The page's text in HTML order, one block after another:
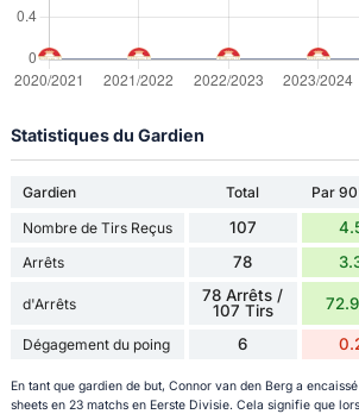
Statistiques du Gardien
Gardien Total Par
Nombre de Tirs Reçus
107
Arrêts 78
d'Arrêts
78 Arrêts /
107 Tirs
Dégagement du poing 6
En tant que gardien de but, Connor van den Berg a
sheets en 23 matchs en Eerste Divisie. Cela signifie que